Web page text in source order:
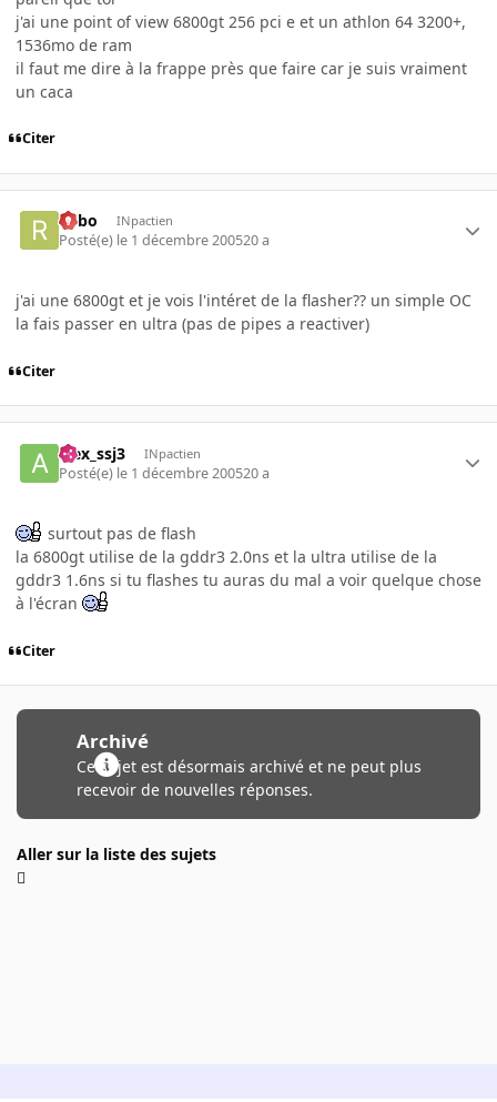
j'ai une point of view 6800gt 256 pci e et un athlon 64 3200+,
1536mo de ram
il faut me dire à la frappe près que faire car je suis vraiment
un caca
Citer
risbo INpactien
Posté(e) le 1 décembre 200520 a
j'ai une 6800gt et je vois l'intéret de la flasher?? un simple OC
la fais passer en ultra (pas de pipes a reactiver)
Citer
alex_ssj3 INpactien
Posté(e) le 1 décembre 200520 a
surtout pas de flash
la 6800gt utilise de la gddr3 2.0ns et la ultra utilise de la
gddr3 1.6ns si tu flashes tu auras du mal a voir quelque chose
à l'écran
Citer
Archivé
Ce sujet est désormais archivé et ne peut plus
recevoir de nouvelles réponses.
Aller sur la liste des sujets